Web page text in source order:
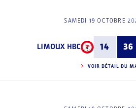
SAMEDI 19 OCTOBRE
LIMOUX HBC 14 36
VOIR DÉTAIL DU